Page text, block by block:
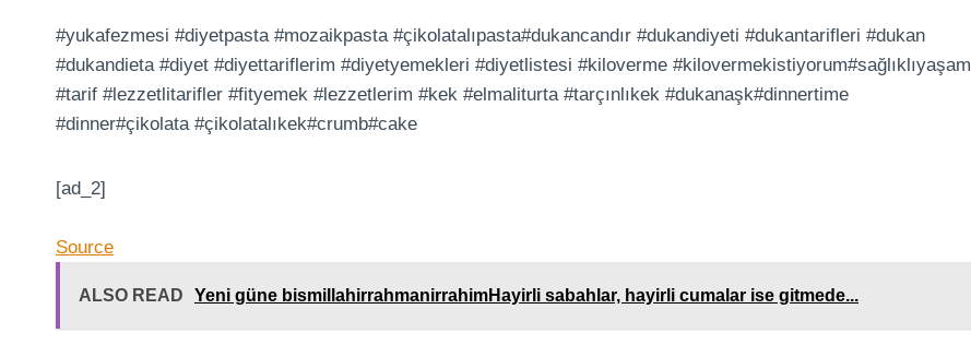
#yukafezmesi #diyetpasta #mozaikpasta #çikolatalıpasta#dukancandır #dukandiyeti #dukantarifleri #dukan
#dukandieta #diyet #diyettariflerim #diyetyemekleri #diyetlistesi #kiloverme #kilovermekistiyorum#sağlıklıyaşam
#tarif #lezzetlitarifler #fityemek #lezzetlerim #kek #elmaliturta #tarçınlıkek #dukanaşk#dinnertime
#dinner#çikolata #çikolatalıkek#crumb#cake
[ad_2]
Source
ALSO READ Yeni güne bismillahirrahmanirrahimHayirli sabahlar, hayirli cumalar ise gitmede...